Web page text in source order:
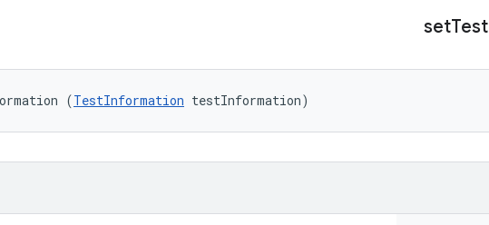
setTest
(TestInformation testInformation)